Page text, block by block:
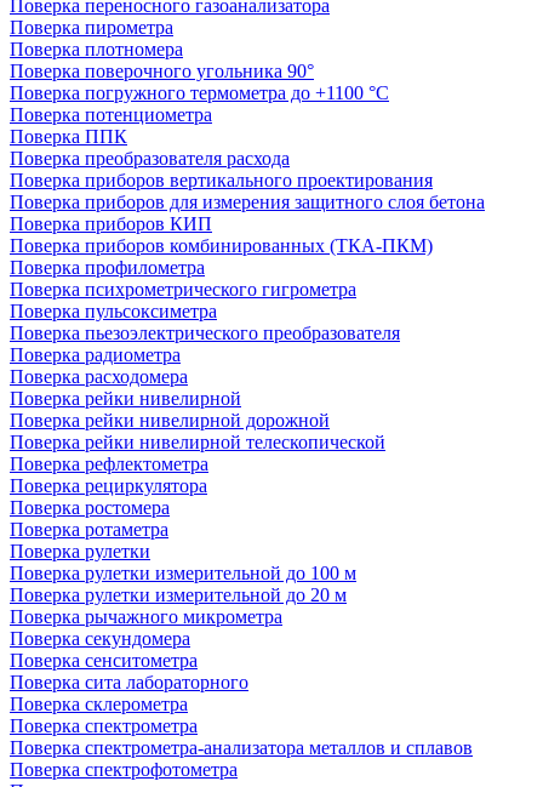
Поверка переносного газоанализатора
Поверка пирометра
Поверка плотномера
Поверка поверочного угольника 90°
Поверка погружного термометра до +1100 °С
Поверка потенциометра
Поверка ППК
Поверка преобразователя расхода
Поверка приборов вертикального проектирования
Поверка приборов для измерения защитного слоя бетона
Поверка приборов КИП
Поверка приборов комбинированных (ТКА-ПКМ)
Поверка профилометра
Поверка психрометрического гигрометра
Поверка пульсоксиметра
Поверка пьезоэлектрического преобразователя
Поверка радиометра
Поверка расходомера
Поверка рейки нивелирной
Поверка рейки нивелирной дорожной
Поверка рейки нивелирной телескопической
Поверка рефлектометра
Поверка рециркулятора
Поверка ростомера
Поверка ротаметра
Поверка рулетки
Поверка рулетки измерительной до 100 м
Поверка рулетки измерительной до 20 м
Поверка рычажного микрометра
Поверка секундомера
Поверка сенситометра
Поверка сита лабораторного
Поверка склерометра
Поверка спектрометра
Поверка спектрометра-анализатора металлов и сплавов
Поверка спектрофотометра